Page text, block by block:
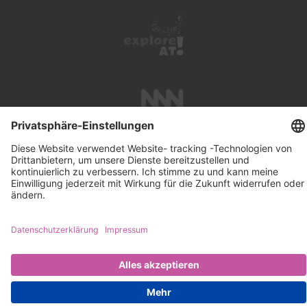
UNTERSTÜTZUNG SUCHE
IMPRESSUM
KONTAKT